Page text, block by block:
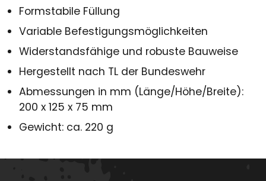
Formstabile Füllung
Variable Befestigungsmöglichkeiten
Widerstandsfähige und robuste Bauweise
Hergestellt nach TL der Bundeswehr
Abmessungen in mm (Länge/Höhe/Breite):
200 x 125 x 75 mm
Gewicht: ca. 220 g